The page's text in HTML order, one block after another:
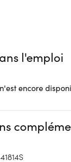
d'hébergement
transport
l'emploi
encore